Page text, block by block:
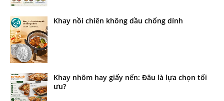
Khay nồi chiên không dầu chống dính
Khay nhôm hay giấy nến: Đâu là lựa chọn tối
ưu?